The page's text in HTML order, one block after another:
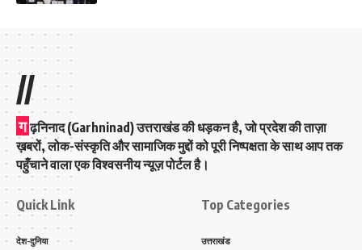
//
ग ढ़निनाद (Garhninad) उत्तराखंड की धड़कन है, जो प्रदेश की ताज़ा
ख़बरों, लोक-संस्कृति और सामाजिक मुद्दों को पूरी निष्पक्षता के साथ आप तक
पहुँचाने वाला एक विश्वसनीय न्यूज़ पोर्टल है।
Quick Link
देश-दुनिया
Top Categories
उत्तराखंड